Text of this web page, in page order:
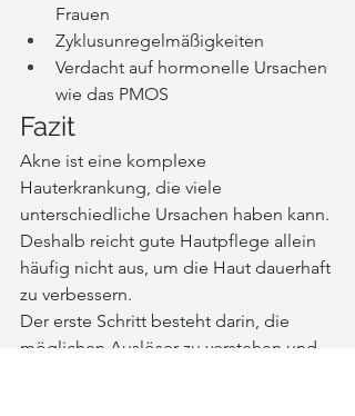
Frauen
Zyklusunregelmäßigkeiten
Verdacht auf hormonelle Ursachen
wie das PMOS
Fazit
Akne ist eine komplexe
Hauterkrankung, die viele
unterschiedliche Ursachen haben kann.
Deshalb reicht gute Hautpflege allein
häufig nicht aus, um die Haut dauerhaft
zu verbessern.
Der erste Schritt besteht darin, die
möglichen Auslöser zu verstehen und